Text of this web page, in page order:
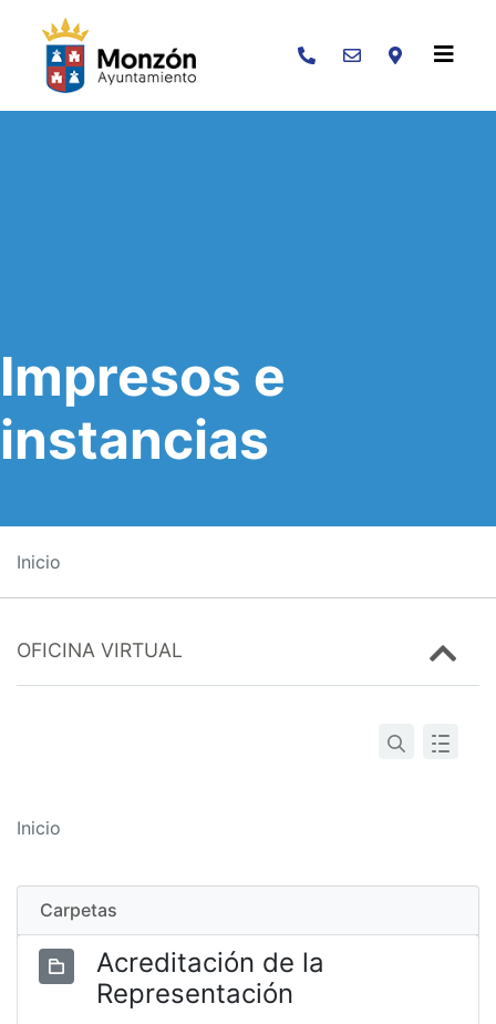
Buscar
Impresos e
instancias
Inicio
OFICINA VIRTUAL
Inicio
Carpetas
Acreditación de la
Representación